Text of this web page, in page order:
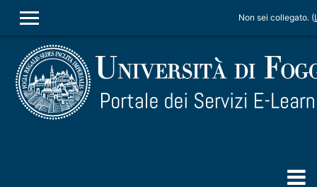
PANNELLO LATERALE
Non sei collegato. (